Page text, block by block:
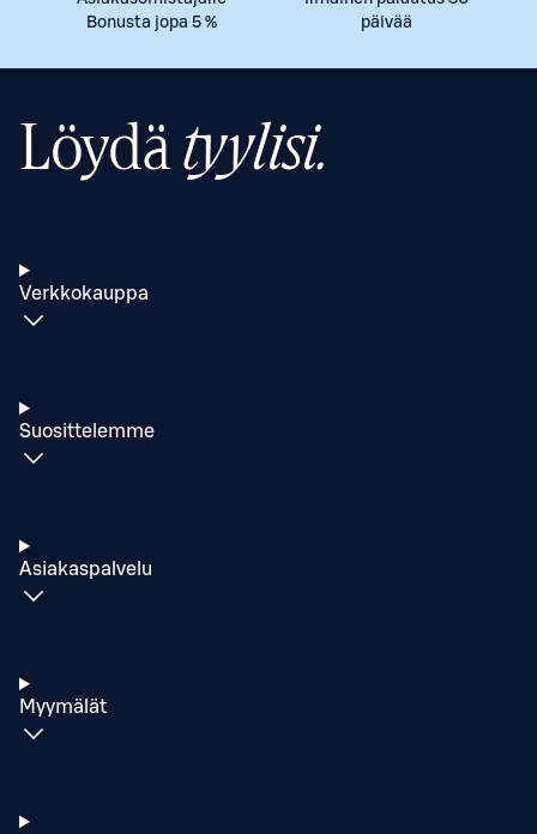
Bonusta jopa 5 %
päivää
Löydätyylisi.
Verkkokauppa
Suosittelemme
Asiakaspalvelu
Myymälät